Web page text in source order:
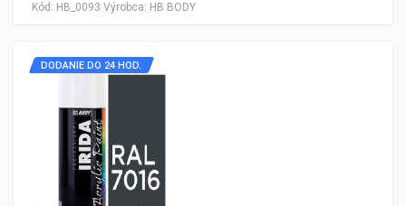
Kód: HB_0093 Výrobca: HB BODY
DODANIE DO 24 HOD.